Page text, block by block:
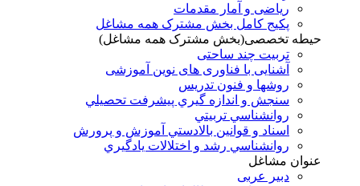
ریاضی و آمار مقدمات
پکیج کامل بخش مشترک همه مشاغل
حیطه تخصصی(بخش مشترک همه مشاغل)
تربیت چند ساحتی
آشنایی با فناوری های نوین آموزشی
روشها و فنون تدريس
سنجش و اندازه گيري پيشرفت تحصيلي
روانشناسي تربيتي
اسناد و قوانين بالادستي آموزش و پرورش
روانشناسي رشد و اختلالات يادگيري
عنوان مشاغل
دبير عربی